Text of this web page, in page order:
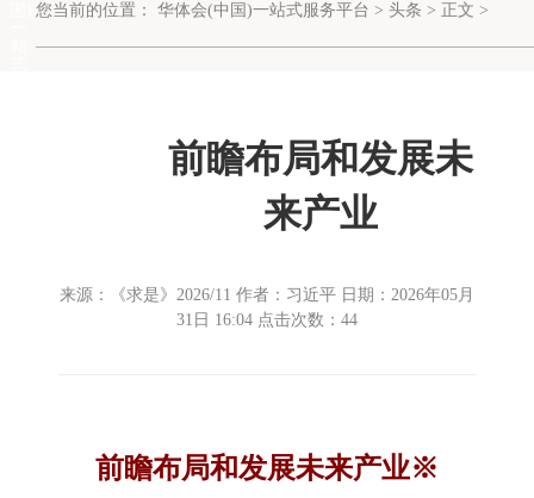
您当前的位置： 华体会(中国)一站式服务平台 > 头条 > 正文 >
前瞻布局和发展未
来产业
来源：《求是》2026/11 作者：习近平 日期：2026年05月
31日 16:04 点击次数： 44
前瞻布局和发展未来产业※